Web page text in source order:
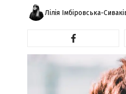
Лілія Імбіровська-